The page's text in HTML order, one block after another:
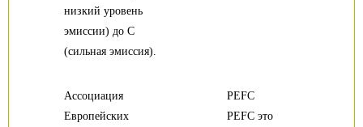
низкий уровень
эмиссии) до С
(сильная эмиссия).
PEFC
PEFC это
Ассоциация
Европейских